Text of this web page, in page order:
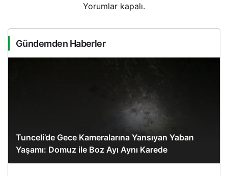
Yorumlar kapalı.
Gündemden Haberler
Tunceli’de Gece Kameralarına Yansıyan Yaban
Yaşamı: Domuz ile Boz Ayı Aynı Karede